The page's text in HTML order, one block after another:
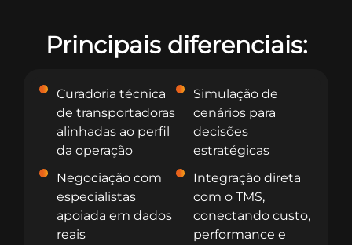
Principais diferenciais:
Curadoria técnica
de transportadoras
alinhadas ao perfil
da operação
Negociação com
especialistas
apoiada em dados
reais
Simulação de
cenários para
decisões
estratégicas
Integração direta
com o TMS,
conectando custo,
performance e